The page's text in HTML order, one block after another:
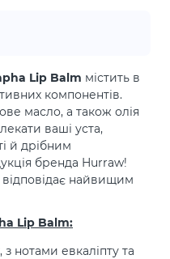
Lip Balm містить в
компонентів.
масло, а також олія
ваші уста,
й дрібним
бренда Hurraw!
відповідає найвищим
Lip Balm:
нотами евкаліпту та